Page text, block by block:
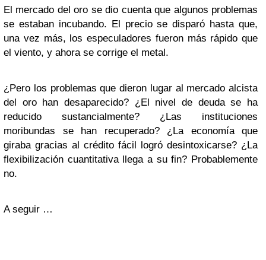
El mercado del oro se dio cuenta que algunos problemas
se estaban incubando. El precio se disparó hasta que,
una vez más, los especuladores fueron más rápido que
el viento, y ahora se corrige el metal.
¿Pero los problemas que dieron lugar al mercado alcista
del oro han desaparecido? ¿El nivel de deuda se ha
reducido sustancialmente? ¿Las instituciones
moribundas se han recuperado? ¿La economía que
giraba gracias al crédito fácil logró desintoxicarse? ¿La
flexibilización cuantitativa llega a su fin? Probablemente
no.
A seguir …